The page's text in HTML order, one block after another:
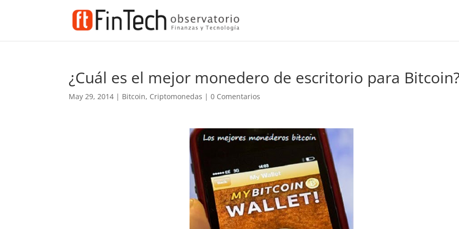
¿Cuál es el mejor monedero de escritorio para
May 29, 2014 | Bitcoin, Criptomonedas |0 Comentarios